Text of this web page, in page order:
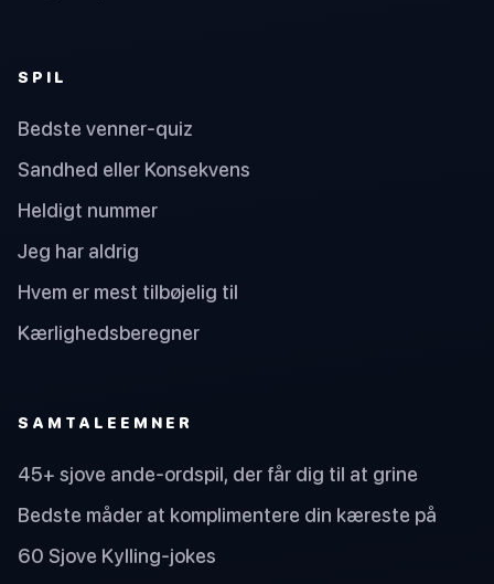
SPIL
Bedste venner-quiz
Sandhed eller Konsekvens
Heldigt nummer
Jeg har aldrig
Hvem er mest tilbøjelig til
Kærlighedsberegner
SAMTALEEMNER
45+ sjove ande-ordspil, der får dig til at grine
Bedste måder at komplimentere din kæreste på
60 Sjove Kylling-jokes